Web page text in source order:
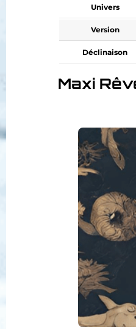
Univers
Version
Déclinaison
Maxi